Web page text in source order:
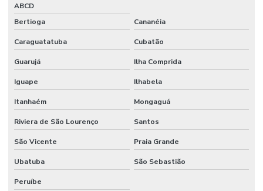
ABCD
Bertioga
Cananéia
Caraguatatuba Cubatão
Guarujá Ilha Comprida
Iguape Ilhabela
Itanhaém Mongaguá
Riviera de São Lourenço Santos
São Vicente Praia Grande
Ubatuba São Sebastião
Peruíbe